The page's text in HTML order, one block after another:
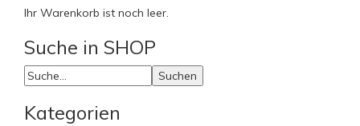
Ihr Warenkorb ist noch leer.
Suche in SHOP
Kategorien